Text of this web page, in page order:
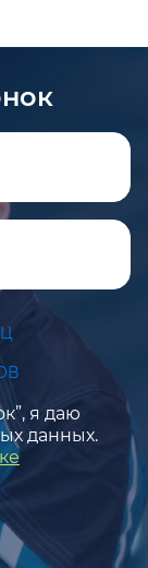
я даю
данных.